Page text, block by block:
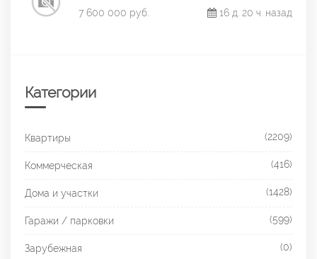
7 600 000 руб.
16 д. 20 ч. назад
Категории
Квартиры (2209)
Коммерческая (416)
Дома и участки (1428)
Гаражи / парковки (599)
Зарубежная (0)